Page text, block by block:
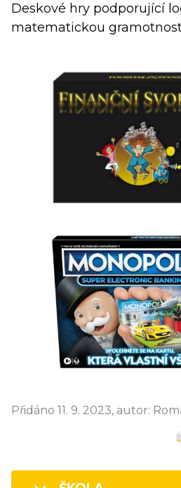
Deskové hry podporující
matematickou
Přidáno 11. 9. 2023, autor: